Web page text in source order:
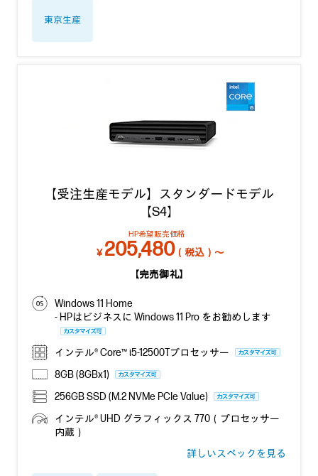
東京生産
【受注生産モデル】スタンダードモデル
【S4】
HP希望販売価格
￥205,480（税込）～
【完売御礼】
Windows 11 Home
- HPはビジネスに Windows 11 Pro をお勧めします
インテル® Core™ i5-12500Tプロセッサー
8GB (8GBx1)
256GB SSD (M.2 NVMe PCIe Value)
インテル® UHD グラフィックス 770（プロセッサー
内蔵）
詳しいスペックを見る